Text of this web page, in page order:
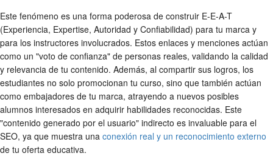
Este fenómeno es una forma poderosa de construir E-E-A-T
(Experiencia, Expertise, Autoridad y Confiabilidad) para tu marca y
para los instructores involucrados. Estos enlaces y menciones actúan
como un "voto de confianza" de personas reales, validando la calidad
y relevancia de tu contenido. Además, al compartir sus logros, los
estudiantes no solo promocionan tu curso, sino que también actúan
como embajadores de tu marca, atrayendo a nuevos posibles
alumnos interesados en adquirir habilidades reconocidas. Este
"contenido generado por el usuario" indirecto es invaluable para el
SEO, ya que muestra una conexión real y un reconocimiento externo
de tu oferta educativa.